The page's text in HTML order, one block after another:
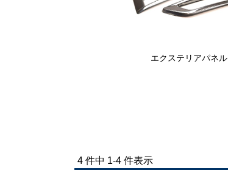
エクステリアパネル
4 件中 1-4 件表示